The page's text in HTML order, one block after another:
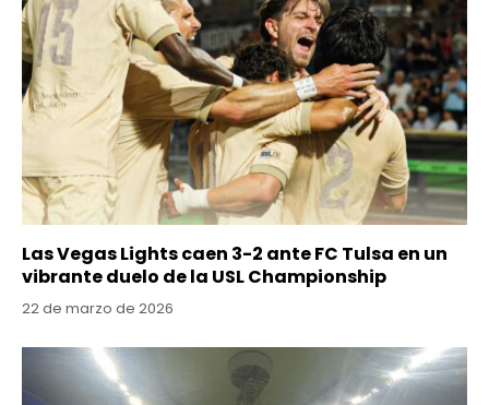
Las Vegas Lights caen 3-2 ante FC Tulsa en un
vibrante duelo de la USL Championship
22 de marzo de 2026